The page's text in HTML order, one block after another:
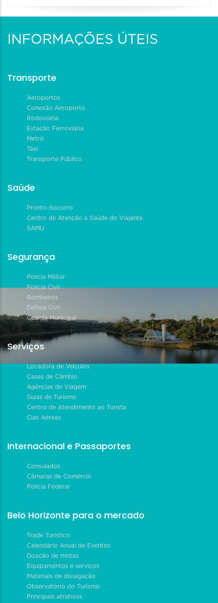
INFORMAÇÕES ÚTEIS
Transporte
Aeroportos
Conexão Aeroporto
Rodoviária
Estação Ferroviária
Metrô
Táxi
Transporte Público
Saúde
Pronto-Socorro
Centro de Atenção à Saúde do Viajante
SAMU
Segurança
Polícia Militar
Polícia Civil
Bombeiros
Defesa Civil
Guarda Municipal
Serviços
Locadora de Veículos
Casas de Câmbio
Agências de Viagem
Guias de Turismo
Centro de Atendimento ao Turista
Cias Aéreas
Internacional e Passaportes
Consulados
Câmaras de Comércio
Polícia Federal
Belo Horizonte para o mercado
Trade Turístico
Calendário Anual de Eventos
Doação de mídias
Equipamentos e serviços
Materiais de divulgação
Observatório do Turismo
Principais atrativos